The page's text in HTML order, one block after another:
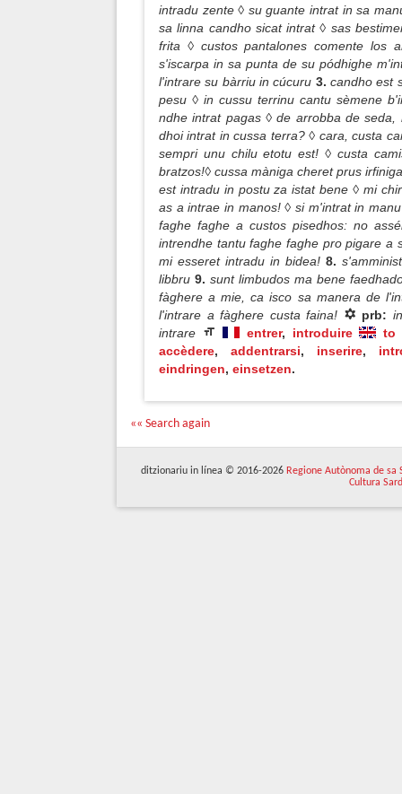
intradu zente ◊ su guante intrat in sa
sa linna candho sicat intrat ◊ sas
frita ◊ custos pantalones comente los
s'iscarpa in sa punta de su pódhighe
l'intrare su bàrriu in cúcuru 3.candho est
pesu ◊ in cussu terrinu cantu sèmene
ndhe intrat pagas ◊ de arrobba de
dhoi intrat in cussa terra? ◊ cara, custa
sempri unu chilu etotu est! ◊ custa
bratzos!◊ cussa màniga cheret prus
est intradu in postu za istat bene ◊ mi
as a intrae in manos! ◊ si m'intrat in
faghe faghe a custos pisedhos: no
intrendhe tantu faghe faghe pro pigare a
mi esseret intradu in bidea!8.
libbru 9. sunt limbudos ma bene
fàghere a mie, ca isco sa manera de
l'intrare a fàghere custa faina!
prb:
intrare
entrer, introduire
to
accèdere, addentrarsi, inserire,
eindringen, einsetzen.
«« Search again
ditzionariu in línea © 2016-2026 Regione Autònoma de sa
Cultura